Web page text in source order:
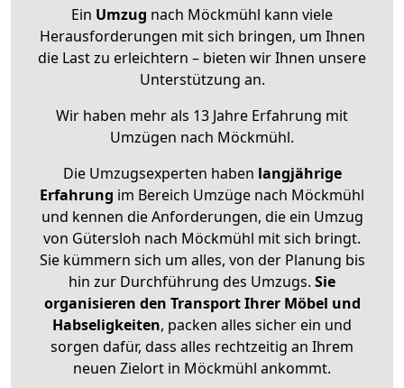
Ein Umzug nach Möckmühl kann viele
Herausforderungen mit sich bringen, um Ihnen
die Last zu erleichtern – bieten wir Ihnen unsere
Unterstützung an.
Wir haben mehr als 13 Jahre Erfahrung mit
Umzügen nach Möckmühl.
Die Umzugsexperten haben langjährige
Erfahrung im Bereich Umzüge nach Möckmühl
und kennen die Anforderungen, die ein Umzug
von Gütersloh nach Möckmühl mit sich bringt.
Sie kümmern sich um alles, von der Planung bis
hin zur Durchführung des Umzugs. Sie
organisieren den Transport Ihrer Möbel und
Habseligkeiten, packen alles sicher ein und
sorgen dafür, dass alles rechtzeitig an Ihrem
neuen Zielort in Möckmühl ankommt.